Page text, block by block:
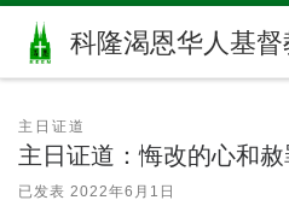
Skip to content
科隆渴恩华人基督
主日证道
主日证道：悔改的心和赦
已发表 2022年6月1日